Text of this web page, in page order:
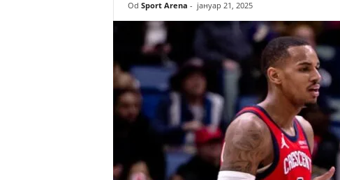
A
a
Od Sport Arena - јануар 21, 2025